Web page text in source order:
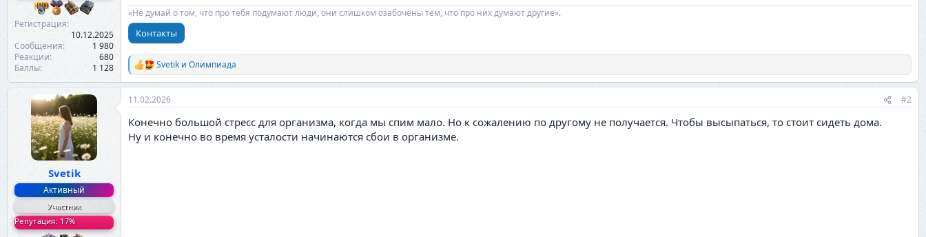
Регистрация
10.12.2025
Сообщения
1 980
Реакции
680
Баллы
1 128
«Не думай о том, что про тебя подумают люди, они слишком озабочены тем, что про них думают другие».
Контакты
Р
е
а
к
и
и
Svetik и Олимпиада
Svetik
Активный
Участник
Репутация: 17%
11.02.2026 #2
Конечно большой стресс для организма, когда мы спим мало. Но к сожалению по другому не получается. Чтобы высыпаться, то стоит сидеть дома.
Ну и конечно во время усталости начинаются сбои в организме.